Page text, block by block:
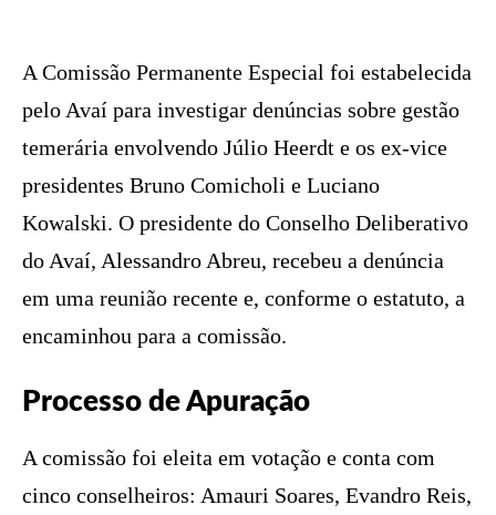
A Comissão Permanente Especial foi estabelecida
pelo Avaí para investigar denúncias sobre gestão
temerária envolvendo Júlio Heerdt e os ex-vice
presidentes Bruno Comicholi e Luciano
Kowalski. O presidente do Conselho Deliberativo
do Avaí, Alessandro Abreu, recebeu a denúncia
em uma reunião recente e, conforme o estatuto, a
encaminhou para a comissão.
Processo de Apuração
A comissão foi eleita em votação e conta com
cinco conselheiros: Amauri Soares, Evandro Reis,